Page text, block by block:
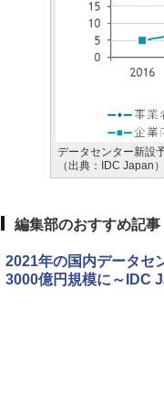
データセンター新設
（出典：IDC Japan）
編集部のおすすめ記事
2021年の国内データセ
3000億円規模に～IDC